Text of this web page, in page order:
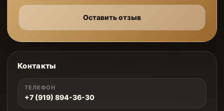
Оставить отзыв
Контакты
ТЕЛЕФОН
+7 (919) 894-36-30